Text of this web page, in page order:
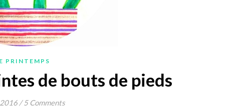
PRINTEMPS
de bouts de pieds
/ 5 Comments